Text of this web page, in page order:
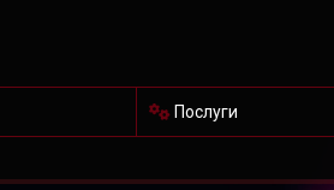
Послуги